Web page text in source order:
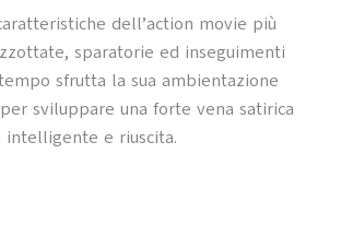
dell’action movie più
sparatorie ed inseguimenti
sfrutta la sua ambientazione
sviluppare una forte vena satirica
intelligente e riuscita.